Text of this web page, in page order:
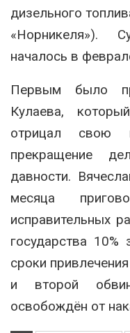
дизельного
«Норникеля»).
началось в
Первым было
Кулаева,
отрицал свою
прекращение
давности.
месяца
исправительных
государства 10%
сроки
и второй
освобождён от